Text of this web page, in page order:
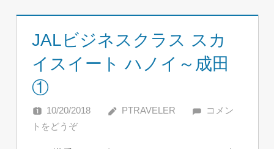
JALビジネスクラス スカ
イスイート ハノイ～成田
①
10/20/2018 PTRAVELER
コメン
トをどうぞ